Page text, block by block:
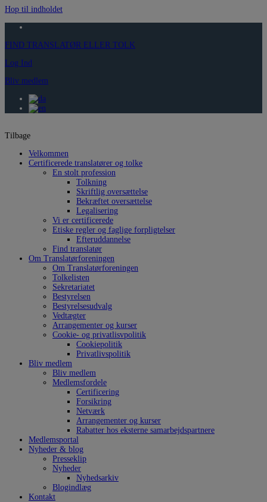
Hop til indholdet
FIND TRANSLATØR ELLER TOLK
Log Ind
Bliv medlem
Tilbage
Velkommen
Certificerede translatører og tolke
En stolt profession
Tolkning
Skriftlig oversættelse
Bekræftet oversættelse
Legalisering
Vi er certificerede
Etiske regler og faglige forpligtelser
Efteruddannelse
Find translatør
Om Translatørforeningen
Om Translatørforeningen
Tolkelisten
Sekretariatet
Bestyrelsen
Bestyrelsesudvalg
Vedtægter
Arrangementer og kurser
Cookie- og privatlisvpolitik
Cookiepolitik
Privatlivspolitik
Bliv medlem
Bliv medlem
Medlemsfordele
Certificering
Forsikring
Netværk
Arrangementer og kurser
Rabatter hos eksterne samarbejdspartnere
Medlemsportal
Nyheder & blog
Presseklip
Nyheder
Nyhedsarkiv
Blogindlæg
Kontakt